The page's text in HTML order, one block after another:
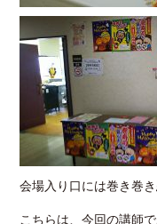
会場入り口には巻き巻
こちらは、今回の講師